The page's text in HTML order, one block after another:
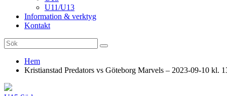
U11/U13
Information & verktyg
Kontakt
Search
for:
Hem
Kristianstad Predators vs Göteborg Marvels – 2023-09-10 kl.